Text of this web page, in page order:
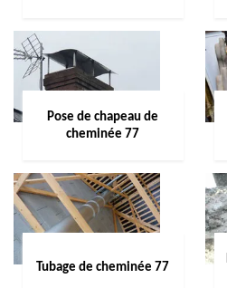
Pose de chapeau de
cheminée 77
Tubage de cheminée 77